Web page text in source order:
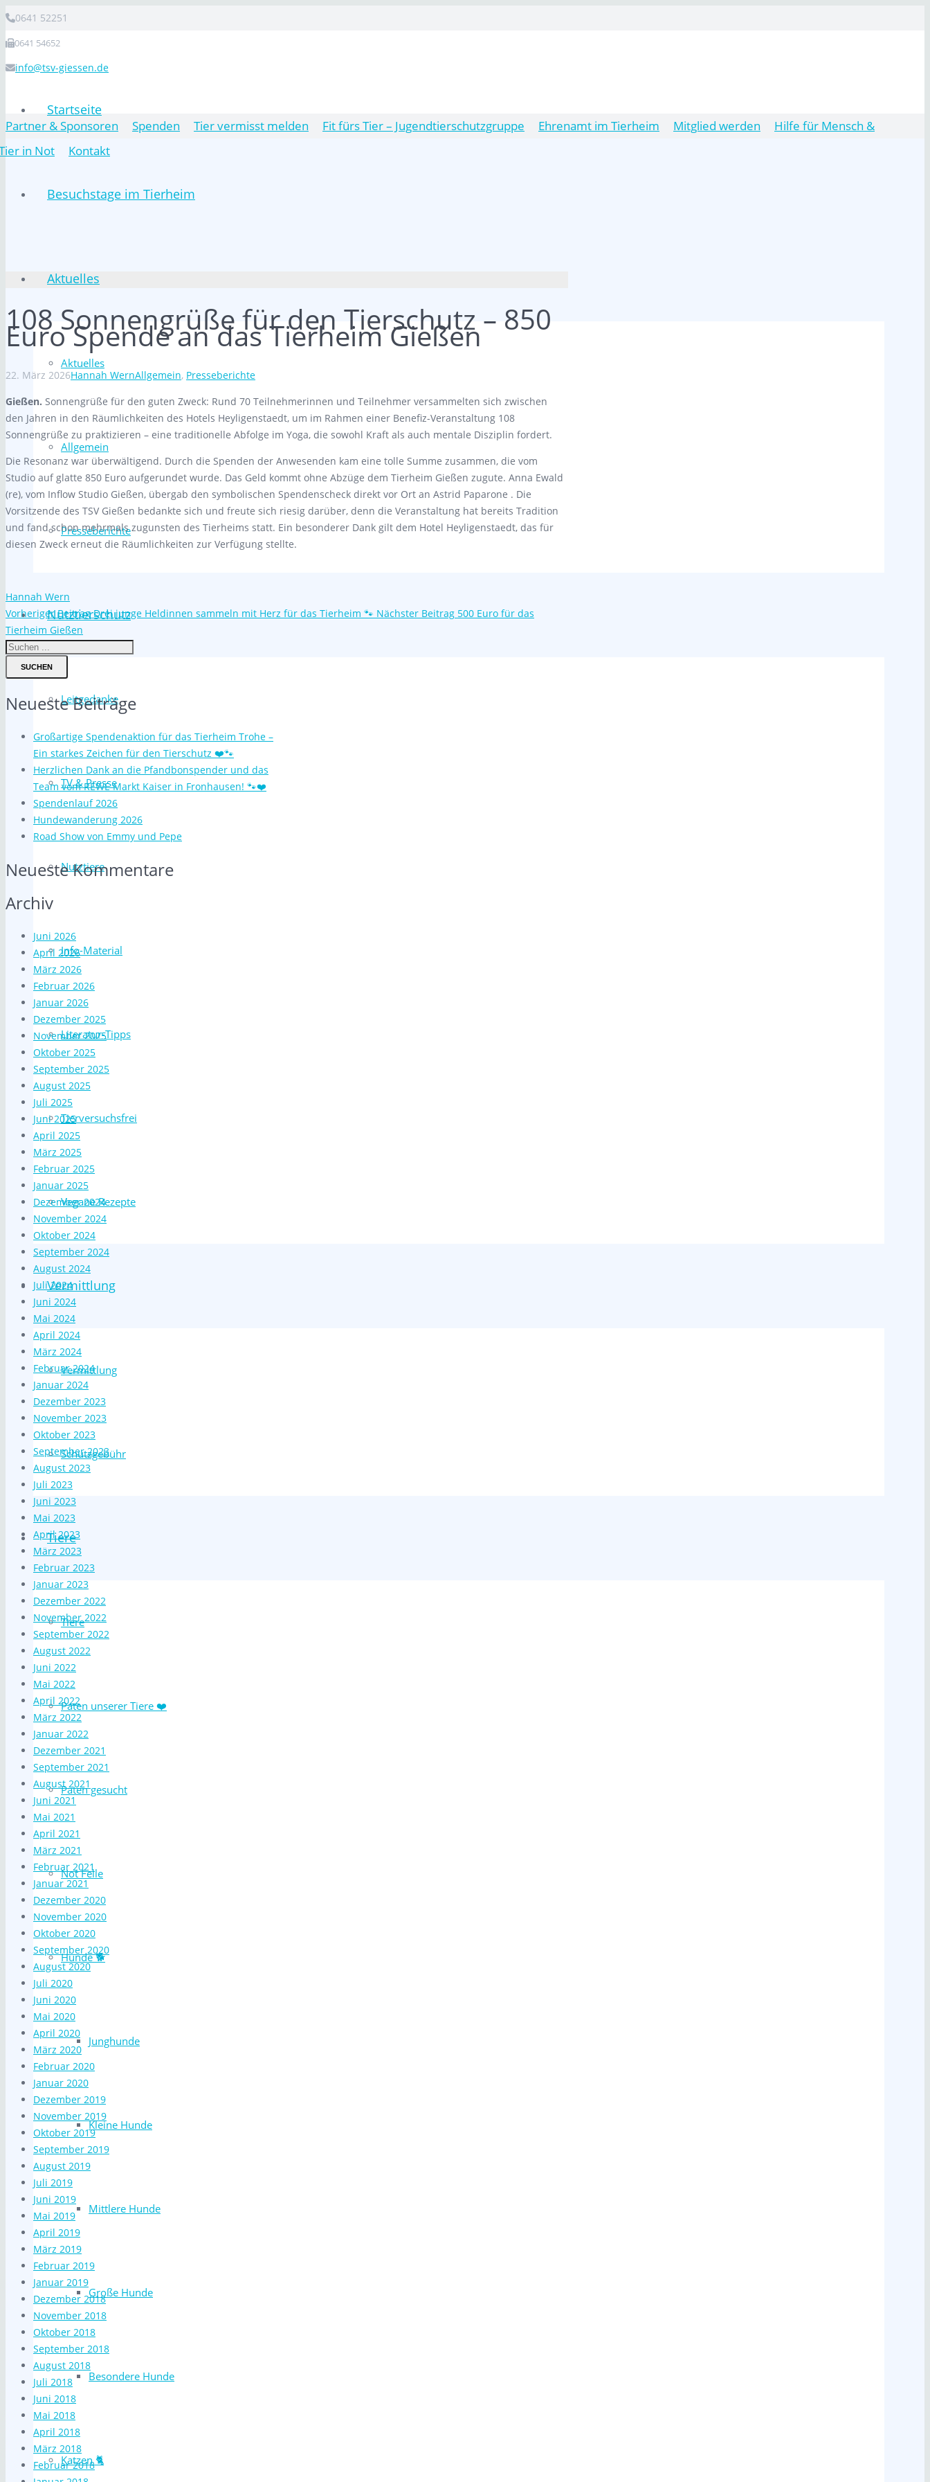
0641 52251
0641 54652
info@tsv-giessen.de
Startseite
Besuchstage im Tierheim
Aktuelles
Aktuelles
Allgemein
Presseberichte
Nutztierschutz
Leitgedanke
TV & Presse
Nutztiere
Info-Material
Literatur-Tipps
Tierversuchsfrei
Vegane Rezepte
Vermittlung
Vermittlung
Schutzgebühr
Tiere
Tiere
Paten unserer Tiere ❤️
Paten gesucht
Not Felle
Hunde 🐕
Junghunde
Kleine Hunde
Mittlere Hunde
Große Hunde
Besondere Hunde
Katzen 🐈
Partner & Sponsoren Spenden Tier vermisst melden Fit fürs Tier – Jugendtierschutzgruppe Ehrenamt im Tierheim Mitglied werden
Hilfe für Mensch &
in Not
Kontakt
108 Sonnengrüße für den Tierschutz – 850
Euro Spende an das Tierheim Gießen
22. März 2026Hannah WernAllgemein, Presseberichte
Gießen. Sonnengrüße für den guten Zweck: Rund 70 Teilnehmerinnen und Teilnehmer versammelten sich zwischen
den Jahren in den Räumlichkeiten des Hotels Heyligenstaedt, um im Rahmen einer Benefiz-Veranstaltung 108
Sonnengrüße zu praktizieren – eine traditionelle Abfolge im Yoga, die sowohl Kraft als auch mentale Disziplin fordert.
Die Resonanz war überwältigend. Durch die Spenden der Anwesenden kam eine tolle Summe zusammen, die vom
Studio auf glatte 850 Euro aufgerundet wurde. Das Geld kommt ohne Abzüge dem Tierheim Gießen zugute. Anna Ewald
(re), vom Inflow Studio Gießen, übergab den symbolischen Spendenscheck direkt vor Ort an Astrid Paparone . Die
Vorsitzende des TSV Gießen bedankte sich und freute sich riesig darüber, denn die Veranstaltung hat bereits Tradition
und fand schon mehrmals zugunsten des Tierheims statt. Ein besonderer Dank gilt dem Hotel Heyligenstaedt, das für
diesen Zweck erneut die Räumlichkeiten zur Verfügung stellte.
Hannah Wern
Vorheriger Beitrag Drei junge Heldinnen sammeln mit Herz für das Tierheim 🐾 Nächster Beitrag 500 Euro für das
Tierheim Gießen
SUCHEN
Neueste Beiträge
Großartige Spendenaktion für das Tierheim Trohe –
Ein starkes Zeichen für den Tierschutz ❤️🐾
Herzlichen Dank an die Pfandbonspender und das
Team vom REWE Markt Kaiser in Fronhausen! 🐾❤️
Spendenlauf 2026
Hundewanderung 2026
Road Show von Emmy und Pepe
Neueste Kommentare
Archiv
Juni 2026
April 2026
März 2026
Februar 2026
Januar 2026
Dezember 2025
November 2025
Oktober 2025
September 2025
August 2025
Juli 2025
Juni 2025
April 2025
März 2025
Februar 2025
Januar 2025
Dezember 2024
November 2024
Oktober 2024
September 2024
August 2024
Juli 2024
Juni 2024
Mai 2024
April 2024
März 2024
Februar 2024
Januar 2024
Dezember 2023
November 2023
Oktober 2023
September 2023
August 2023
Juli 2023
Juni 2023
Mai 2023
April 2023
März 2023
Februar 2023
Januar 2023
Dezember 2022
November 2022
September 2022
August 2022
Juni 2022
Mai 2022
April 2022
März 2022
Januar 2022
Dezember 2021
September 2021
August 2021
Juni 2021
Mai 2021
April 2021
März 2021
Februar 2021
Januar 2021
Dezember 2020
November 2020
Oktober 2020
September 2020
August 2020
Juli 2020
Juni 2020
Mai 2020
April 2020
März 2020
Februar 2020
Januar 2020
Dezember 2019
November 2019
Oktober 2019
September 2019
August 2019
Juli 2019
Juni 2019
Mai 2019
April 2019
März 2019
Februar 2019
Januar 2019
Dezember 2018
November 2018
Oktober 2018
September 2018
August 2018
Juli 2018
Juni 2018
Mai 2018
April 2018
März 2018
Februar 2018